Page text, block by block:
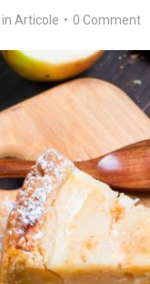
in Articole • 0 Comment